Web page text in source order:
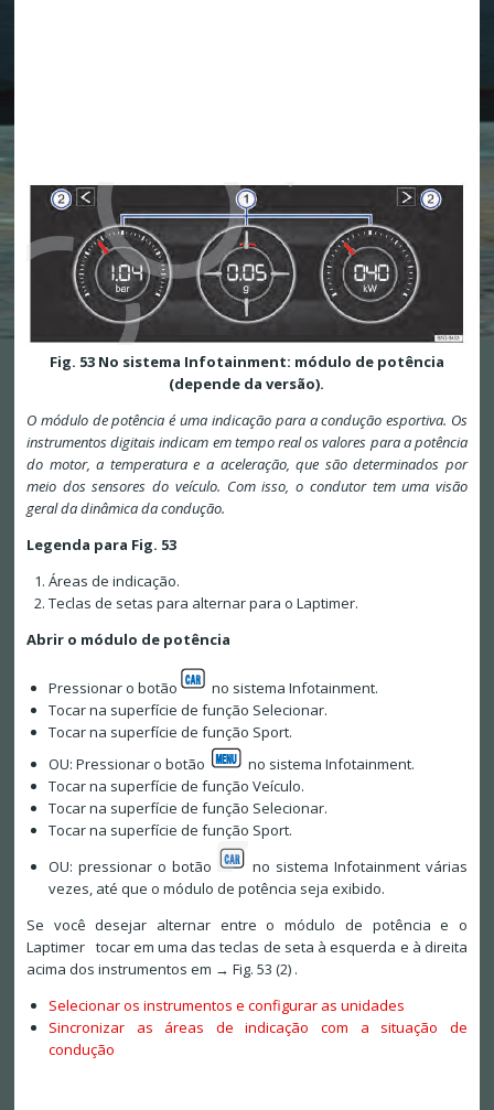
Fig. 53 No sistema Infotainment: módulo de potência
(depende da versão).
O módulo de potência é uma indicação para a condução esportiva. Os
instrumentos digitais indicam em tempo real os valores para a potência
do motor, a temperatura e a aceleração, que são determinados por
meio dos sensores do veículo. Com isso, o condutor tem uma visão
geral da dinâmica da condução.
Legenda para Fig. 53
Áreas de indicação.
Teclas de setas para alternar para o Laptimer.
Abrir o módulo de potência
Pressionar o botão
no sistema Infotainment.
Tocar na superfície de função Selecionar.
Tocar na superfície de função Sport.
OU: Pressionar o botão
no sistema Infotainment.
Tocar na superfície de função Veículo.
Tocar na superfície de função Selecionar.
Tocar na superfície de função Sport.
OU: pressionar o botão
no sistema Infotainment várias
vezes, até que o módulo de potência seja exibido.
Se você desejar alternar entre o módulo de potência e o
Laptimer tocar em uma das teclas de seta à esquerda e à direita
acima dos instrumentos em → Fig. 53 (2) .
Selecionar os instrumentos e configurar as unidades
Sincronizar as áreas de indicação com a situação de
condução